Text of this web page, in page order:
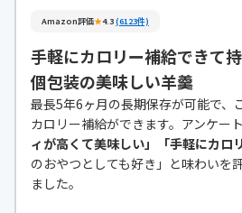
Amazon評価★4.3(6123件)
手軽にカロリー補給できて
個包装の美味しい羊羹
最長5年6ヶ月の長期保存が可能で、
カロリー補給ができます。アンケー
ィが高くて美味しい」「手軽にカロ
のおやつとしても好き」と味わいを
ました。